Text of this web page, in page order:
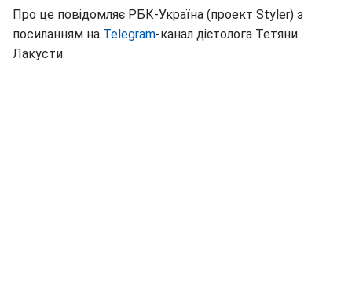
Про це повідомляє РБК-Україна (проект Styler) з
посиланням на Telegram-канал дієтолога Тетяни
Лакусти.